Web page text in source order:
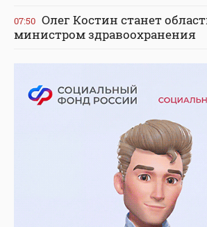
07:50 Олег Костин станет
министром здравоохранения